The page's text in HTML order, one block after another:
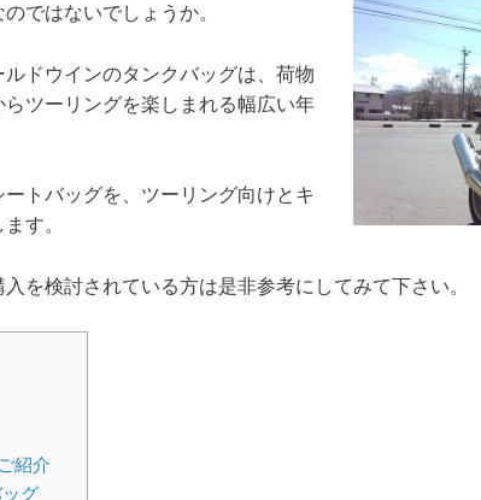
ではないでしょうか。
ドウインのタンクバッグは、荷物
ツーリングを楽しまれる幅広い年
トバッグを、ツーリング向けとキ
す。
を検討されている方は是非参考にしてみて下さい。
紹介
グ